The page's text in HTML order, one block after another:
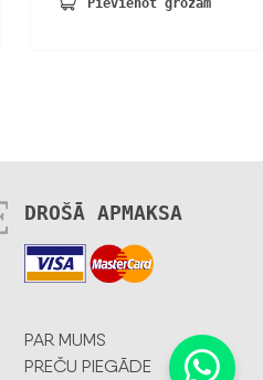
Pievienot grozam
DROŠĀ APMAKSA
PAR MUMS
PREČU PIEGĀDE